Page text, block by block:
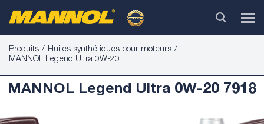
Produits
Huiles synthétiques pour moteurs
MANNOL Legend Ultra 0W-20
MANNOL Legend Ultra 0W-20 7918